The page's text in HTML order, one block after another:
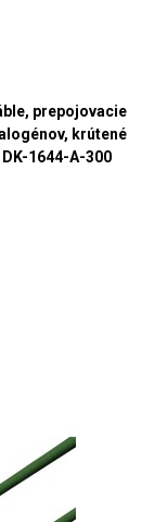
prepojovacie
krútené
1644-A-300